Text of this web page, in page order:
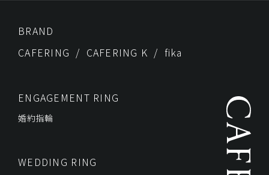
BRAND
CAFERING
CAFERING K fika
ENGAGEMENT RING
婚約指輪
WEDDING RING